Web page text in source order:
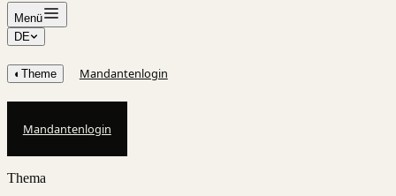
Menü
DE
◐ Theme Mandantenlogin
Mandantenlogin
Thema